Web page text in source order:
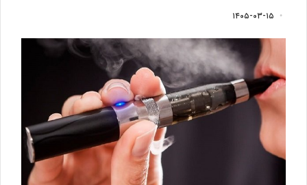
۱۴۰۵-۰۳-۱۵